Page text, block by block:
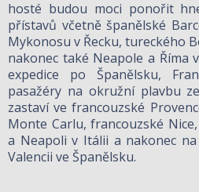
hosté budou moci ponořit
přístavů včetně španělské
Mykonosu v Řecku, tureckého
nakonec také Neapole a Říma
expedice po Španělsku,
pasažéry na okružní plavbu
zastaví ve francouzské
Monte Carlu, francouzské
a Neapoli v Itálii a nakonec
Valencii ve Španělsku.